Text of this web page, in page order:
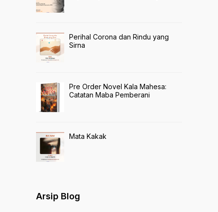
Perihal Corona dan Rindu yang
Sirna
Pre Order Novel Kala Mahesa:
Catatan Maba Pemberani
Mata Kakak
Arsip Blog